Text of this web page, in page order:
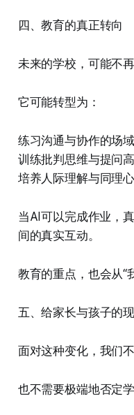
四、教育的真正转向
未来的学校，可能不
它可能转型为：
练习沟通与协作的场域
训练批判思维与提问
培养人际理解与同理
当AI可以完成作业，
间的真实互动。
教育的重点，也会从“
五、给家长与孩子的
面对这种变化，我们不
也不需要极端地否定